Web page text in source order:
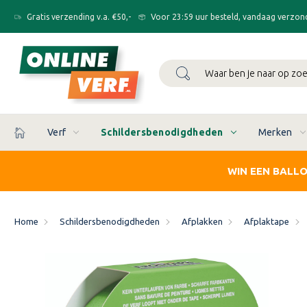
Gratis verzending v.a. €50,- Voor 23:59 uur besteld, vandaag
Zoeken
Verf Schildersbenodigdheden Merken
WIN EEN
Home Schildersbenodigdheden Afplakken Afplaktape